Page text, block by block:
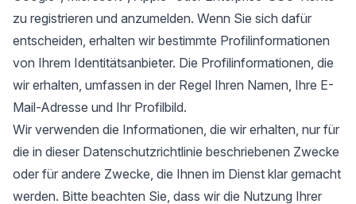
zu registrieren und anzumelden. Wenn Sie sich dafür
entscheiden, erhalten wir bestimmte Profilinformationen
von Ihrem Identitätsanbieter. Die Profilinformationen, die
wir erhalten, umfassen in der Regel Ihren Namen, Ihre E-
Mail-Adresse und Ihr Profilbild.
Wir verwenden die Informationen, die wir erhalten, nur für
die in dieser Datenschutzrichtlinie beschriebenen Zwecke
oder für andere Zwecke, die Ihnen im Dienst klar gemacht
werden. Bitte beachten Sie, dass wir die Nutzung Ihrer